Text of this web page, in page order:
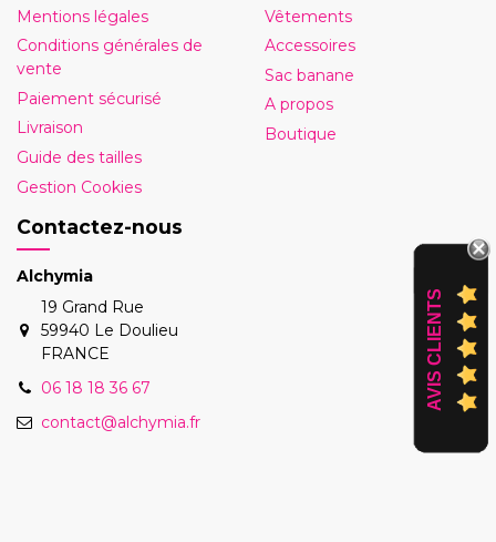
Mentions légales
Conditions générales de
vente
Paiement sécurisé
Livraison
Guide des tailles
Gestion Cookies
Vêtements
Accessoires
Sac banane
A propos
Boutique
Contactez-nous
Alchymia
19 Grand Rue
59940 Le Doulieu
FRANCE
06 18 18 36 67
contact@alchymia.fr
AVIS CLIENTS